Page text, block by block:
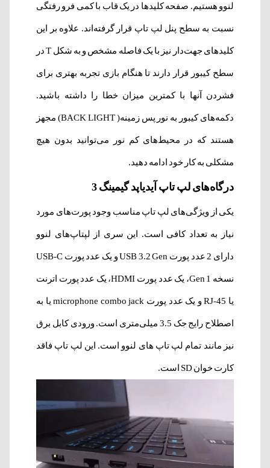
لنوو هستیم. صفحه کلیدها در یک قاب با کمی فرو رفتگی
نسبت به سطح پنل لپ تاپ قرار گرفته‌اند. علاوه بر این
کلیدهای جهت‌دار نیز با یک فاصله مشخص و به شکل T در
سطح کیبور قرار دارند تا هنگام بازی تجربه بهتری برای
فشردن آنها با کمترین میزان خطا را داشته باشید.
دکمه‌های کیبور به نور پس زمینه( BACK LIGHT) مجهز
هستند که در محیط‌های کم نور می‌توانید بدون هیچ
مشکلی به کار خود ادامه دهید.
درگاه‌های لپ تاپ آیدیاپد گیمینگ 3
یکی از ویژگی‌های لپ تاپ مناسب وجود پورت‌های مورد
نیاز به تعداد کافی است. این سری از لپتاپ‌های لنوو
دارای 2 عدد پورت USB 3.2 Gen و یک عدد پورت USB-C
نسخه Gen 1، یک عدد پورت HDMI، یک عدد پورت اترنت
یا RJ-45 و یک عدد پورت microphone combo jack یا به
اصطلاح رایج جک 3.5 میلی‌متری است. ورودی کابل برق
نیز مانند تمام لپ تاپ های لنوو است. این لپ تاپ فاقد
کارت خوان SD است.